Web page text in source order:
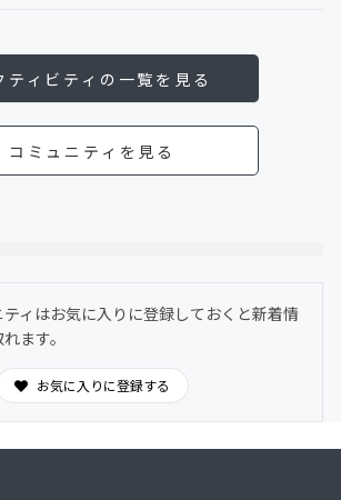
ティビティの一覧を見る
コミュニティを見る
ィはお気に入りに登録しておくと新着情
ます。
お気に入りに登録する